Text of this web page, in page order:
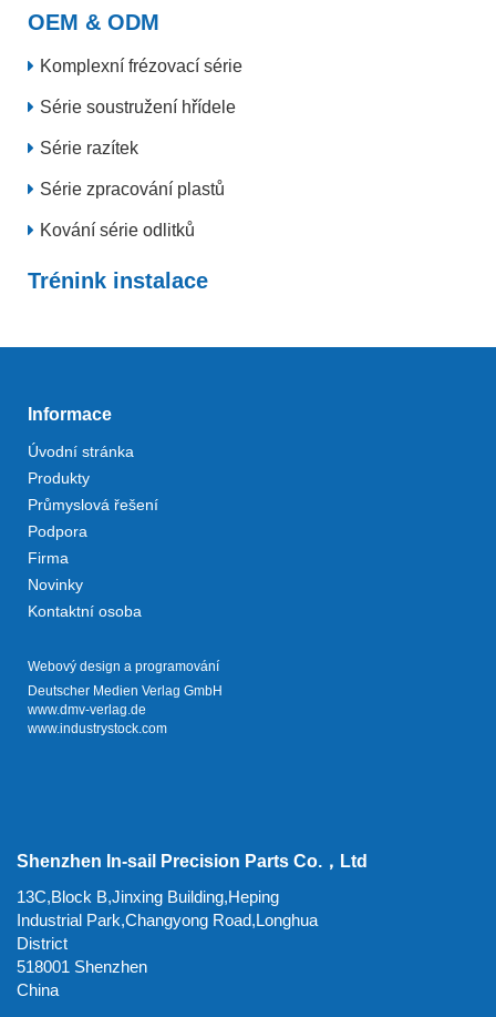
OEM & ODM
Komplexní frézovací série
Série soustružení hřídele
Série razítek
Série zpracování plastů
Kování série odlitků
Trénink instalace
Informace
Úvodní stránka
Produkty
Průmyslová řešení
Podpora
Firma
Novinky
Kontaktní osoba
Webový design a programování
Deutscher Medien Verlag GmbH
www.dmv-verlag.de
www.industrystock.com
Shenzhen In-sail Precision Parts Co.，Ltd
13C,Block B,Jinxing Building,Heping
Industrial Park,Changyong Road,Longhua
District
518001 Shenzhen
China